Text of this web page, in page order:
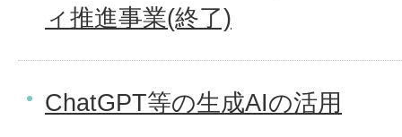
ィ推進事業(終了)
ChatGPT等の生成AIの活用